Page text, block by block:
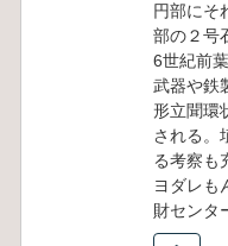
円部にそ
部の２号
6世紀前
武器や鉄
形立聞環
される。
る考察も
ヨダレも
財センタ